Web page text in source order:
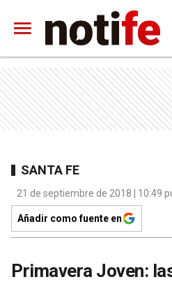
SANTA FE
21 de septiembre de 2018 | 10:49
Añadir como fuente en
Primavera Joven: